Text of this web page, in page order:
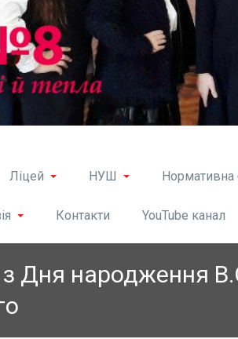
Ліцей НУШ Нормативна
Контакти YouTube канал
Дня народження